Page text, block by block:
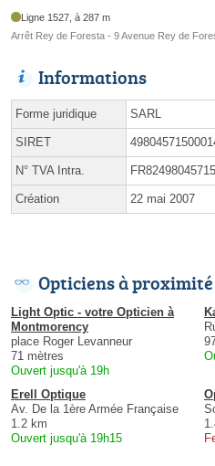
Ligne 1527, à 287 m
Arrêt Rey de Foresta - 9 Avenue Rey de
Informations
Forme juridique SARL
SIRET
N° TVA Intra. FR82498045715
Création 22 mai 2007
Opticiens à proximité
Light Optic - votre Opticien à
Montmorency
place Roger Levanneur
71 mètres
Ouvert jusqu'à 19h
Erell Optique
Av. De la 1ère Armée Française
1.2 km
Ouvert jusqu'à 19h15